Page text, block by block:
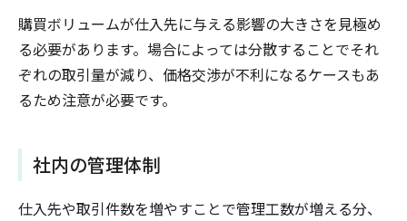
購買ボリュームが仕入先に与える影響の大きさを見極め
る必要があります。場合によっては分散することでそれ
ぞれの取引量が減り、価格交渉が不利になるケースもあ
るため注意が必要です。
社内の管理体制
仕入先や取引件数を増やすことで管理工数が増える分、